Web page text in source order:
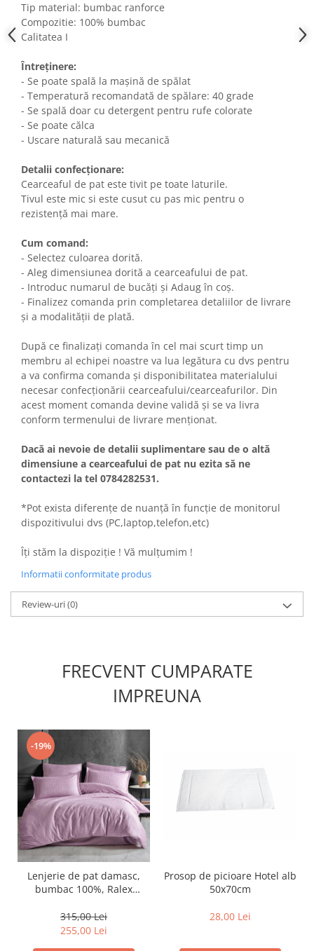
Tip material: bumbac ranforce
Compozitie: 100% bumbac
Calitatea I
Întreținere:
- Se poate spală la mașină de spălat
- Temperatură recomandată de spălare: 40 grade
- Se spală doar cu detergent pentru rufe colorate
- Se poate călca
- Uscare naturală sau mecanică
Detalii confecționare:
Cearceaful de pat este tivit pe toate laturile.
Tivul este mic si este cusut cu pas mic pentru o
rezistență mai mare.
Cum comand:
- Selectez culoarea dorită.
- Aleg dimensiunea dorită a cearceafului de pat.
- Introduc numarul de bucăți și Adaug în coș.
- Finalizez comanda prin completarea detaliilor de livrare
și a modalității de plată.
După ce finalizați comanda în cel mai scurt timp un
membru al echipei noastre va lua legătura cu dvs pentru
a va confirma comanda și disponibilitatea materialului
necesar confecționării cearceafului/cearceafurilor. Din
acest moment comanda devine validă și se va livra
conform termenului de livrare menționat.
Dacă ai nevoie de detalii suplimentare sau de o altă
dimensiune a cearceafului de pat nu ezita să ne
contactezi la tel 0784282531.
*Pot exista diferențe de nuanță în funcție de monitorul
dispozitivului dvs (PC,laptop,telefon,etc)
Îți stăm la dispoziție ! Vă mulțumim !
Informatii conformitate produs
Review-uri(0)
FRECVENT CUMPARATE
IMPREUNA
-19%
Lenjerie de pat damasc,
bumbac 100%, Ralex
315,00 Lei
255,00 Lei
Prosop de picioare Hotel alb
50x70cm
28,00 Lei